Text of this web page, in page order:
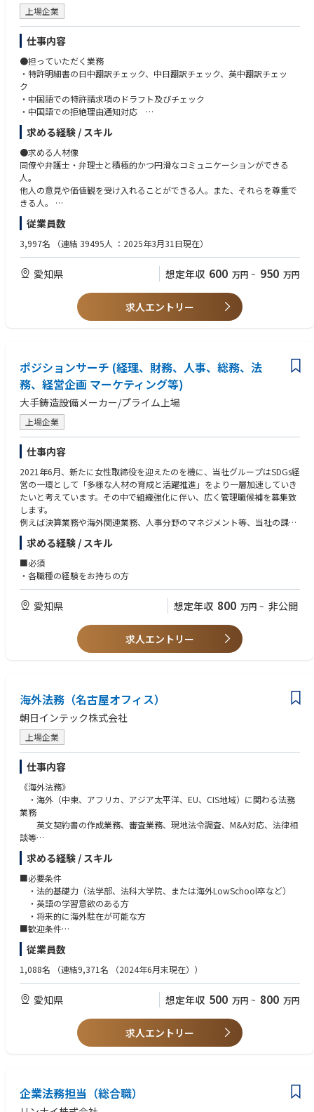
【身につけられるスキル】
・実践的な契約書審査、検討および作成スキル
・事業部門とのやり取りで培われるコミュニケーションスキル
・問題の発見、特定、解決の中で培われる課題解決力
【想定されるキャリアパス】
入社1～3年後: OJT教育を通じて、幅広い経験を蓄積する。
入社4～6年後: 国内法務・海外法務・コンプライアンスなど専門分野を
担当し、担当分野での専門性を高めつつ、経営判断への情報提供や営業部
署との関係強化を担う。
入社7年~10年後: 専門分野における中核人材として、より高度な案件対
応や教育・マネジメント業務、経営層への説明など、組織全体の法務力強
化を主導する。
上場企業
仕事内容
●担っていただく業務
・特許明細書の日中翻訳チェック、中日翻訳チェック、英中翻訳チェッ
ク
・中国語での特許請求項のドラフト及びチェック
・中国語での拒絶理由通知対応
・中国語での特許面談対応、中国第一国出願の明細書チェック 等
●将来的なキャリアパス
・グループ会社で生まれた発明の特許権利化を含め、主に外国における特
許権利化業務におけるエキスパート
・外国弁理士/弁護士とのやりとりを通じた外国特許関連の法令や制度の
理解と、理解に基づく社内の知財活動体制の構築とマネジメント
●仕事の進め方
機械翻訳や生成AIを用いて翻訳を行います。
現地弁護士や社内の有識者の助けを得ながら、翻訳結果をチェックしま
中国の開発者と中国の弁護士を交えて面談を行い、特許出願明細書を完成
●組織ミッション
本ポジションは、AIや最新の翻訳技術を活用し、グローバルな知的財産戦
略を最前線で推進できる非常にチャレンジングな役割です。中国語・英語
を駆使し、現地弁護士や開発者と直接連携しながら、最先端の発明を世界
へ届けるための特許権利化業務に携われます。機械翻訳や生成AIの活用に
よる業務効率化だけでなく、専門性を活かした翻訳チェックや交渉を通じ
て、知財の品質向上にも貢献できます。 また、グループ会社の発明を世界
に広げるための知財活動体制の構築や、外国弁理士・弁護士とのやりとり
を通じて、国際的な法令・制度の理解を深めることができます。知財のプ
ロフェッショナルとしてグローバルに活躍できる環境が整っており、自ら
の専門性・語学力を活かしながら、会社の技術力・競争力を支えるやりが
いのあるポジションです。
求める経験 / スキル
●求める人材像
同僚や弁護士・弁理士と積極的かつ円滑なコミュニケーションができる
人。
他人の意見や価値観を受け入れることができる人。また、それらを尊重で
きる人。
技術・言語・法律に興味があり、学ぶ意欲の高い人。
●必要な知識・経験・資格（MUST）
を有する方。
中国語検定２級以上、HSK５級以上、または同等の中国語力を有する方。
実用英語検定2級以上、TOEIC 750点以上、または同等の英語力を有する
●望ましい前職・現職の勤務先、業界
知的財産業界(企業の知的財産（知財）部門、特許事務所、特許庁や関連公
的機関等)
従業員数
3,997名 （連結 39495人 ：2025年3月31日現在）
愛知県 想定年収 600 万円 ~ 950 万円
求人エントリー
ポジションサーチ (経理、財務、人事、総務、法
務、経営企画 マーケティング等)
大手鋳造設備メーカー/プライム上場
上場企業
仕事内容
2021年6月、新たに女性取締役を迎えたのを機に、当社グループはSDGs経
営の一環として「多様な人材の育成と活躍推進」をより一層加速していき
たいと考えています。その中で組織強化に伴い、広く管理職候補を募集致
します。
例えば決算業務や海外関連業務、人事分野のマネジメント等、当社の課題
感にそって、ご経験に応じ担当業務をお任せを致します。
※詳しくは面接時にご確認ください
※下記のような部署での活躍を想定しております。
■配属予定組織
・本社：総務法務、財務部門、監査
・豊川製作所：人事部門、経理部門、業務管理（社内外のイベント企
画）、マーケティング
求める経験 / スキル
■必須
・各職種の経験をお持ちの方
愛知県 想定年収 800 万円 ~ 非公開
求人エントリー
海外法務（名古屋オフィス）
朝日インテック株式会社
上場企業
仕事内容
《海外法務》
・海外（中東、アフリカ、アジア太平洋、EU、CIS地域）に関わる法務
業務
英文契約書の作成業務、審査業務、現地法令調査、M&A対応、法律相
談等
・コンプライアンス運用業務
コンプライアンス関連規程の運用改善業務、海外ホットライン運用支
援等
※ご経験に応じてより幅広い業務をお任せします
《転勤》
ご入社数年後ご経験等を鑑みて海外駐在を打診することがあります。
求める経験 / スキル
■必要条件
・法的基礎力（法学部、法科大学院、または海外LowSchool卒など）
・英語の学習意欲のある方
・将来的に海外駐在が可能な方
■歓迎条件
・企業内での法務業務経験（2年以上）
・TOEIC700点以上
従業員数
1,088名 （連結9,371名 （2024年6月末現在））
愛知県 想定年収 500 万円 ~ 800 万円
求人エントリー
企業法務担当（総合職）